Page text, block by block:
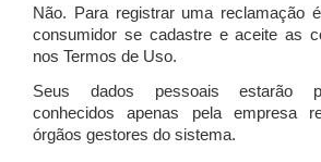
Não. Para registrar uma reclamação
consumidor se cadastre e aceite as
nos Termos de Uso.
Seus dados pessoais estarão
conhecidos apenas pela empresa
órgãos gestores do sistema.